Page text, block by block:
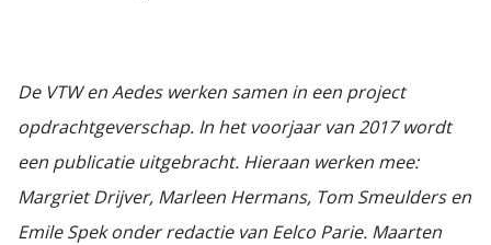
De VTW en Aedes werken samen in een project
opdrachtgeverschap. In het voorjaar van 2017 wordt
een publicatie uitgebracht. Hieraan werken mee:
Margriet Drijver, Marleen Hermans, Tom Smeulders en
Emile Spek onder redactie van Eelco Parie. Maarten